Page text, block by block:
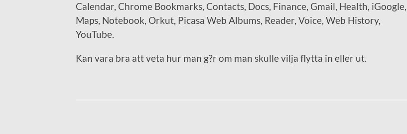
Calendar, Chrome Bookmarks, Contacts, Docs, Finance, Gmail, Health, iGoogle,
Maps, Notebook, Orkut, Picasa Web Albums, Reader, Voice, Web History,
YouTube.
Kan vara bra att veta hur man g?r om man skulle vilja flytta in eller ut.